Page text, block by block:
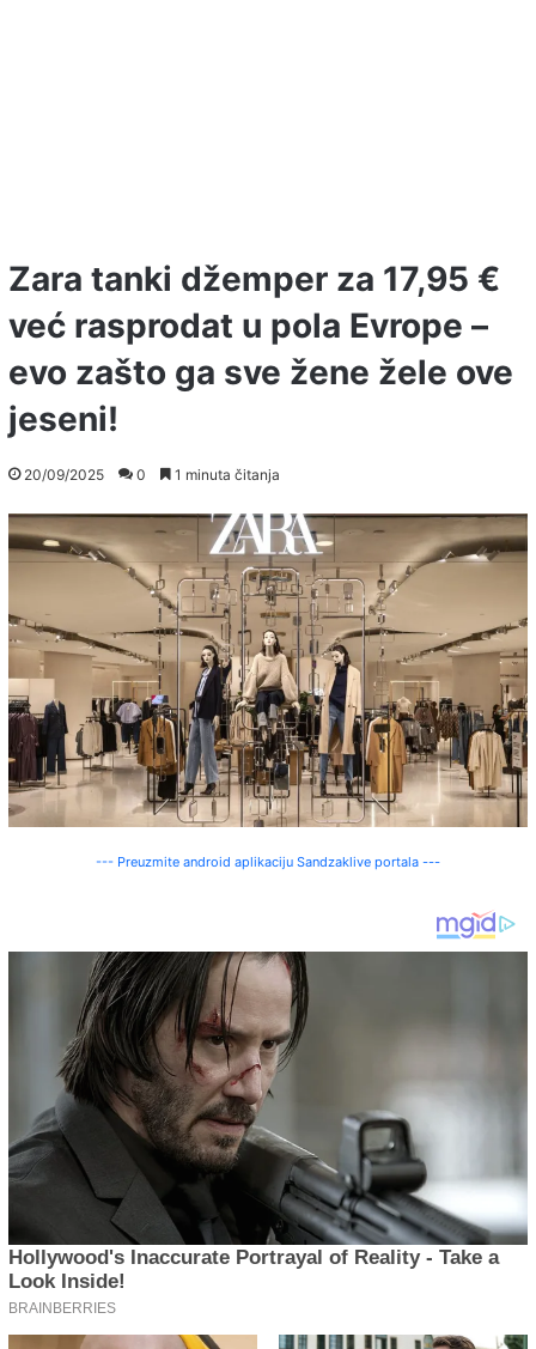
Zara tanki džemper za 17,95 €
već rasprodat u pola Evrope –
evo zašto ga sve žene žele ove
jeseni!
20/09/2025 0 1 minuta čitanja
--- Preuzmite android aplikaciju Sandzaklive portala ---